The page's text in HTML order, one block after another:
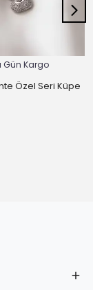
Gün Kargo
Özel Seri Küpe